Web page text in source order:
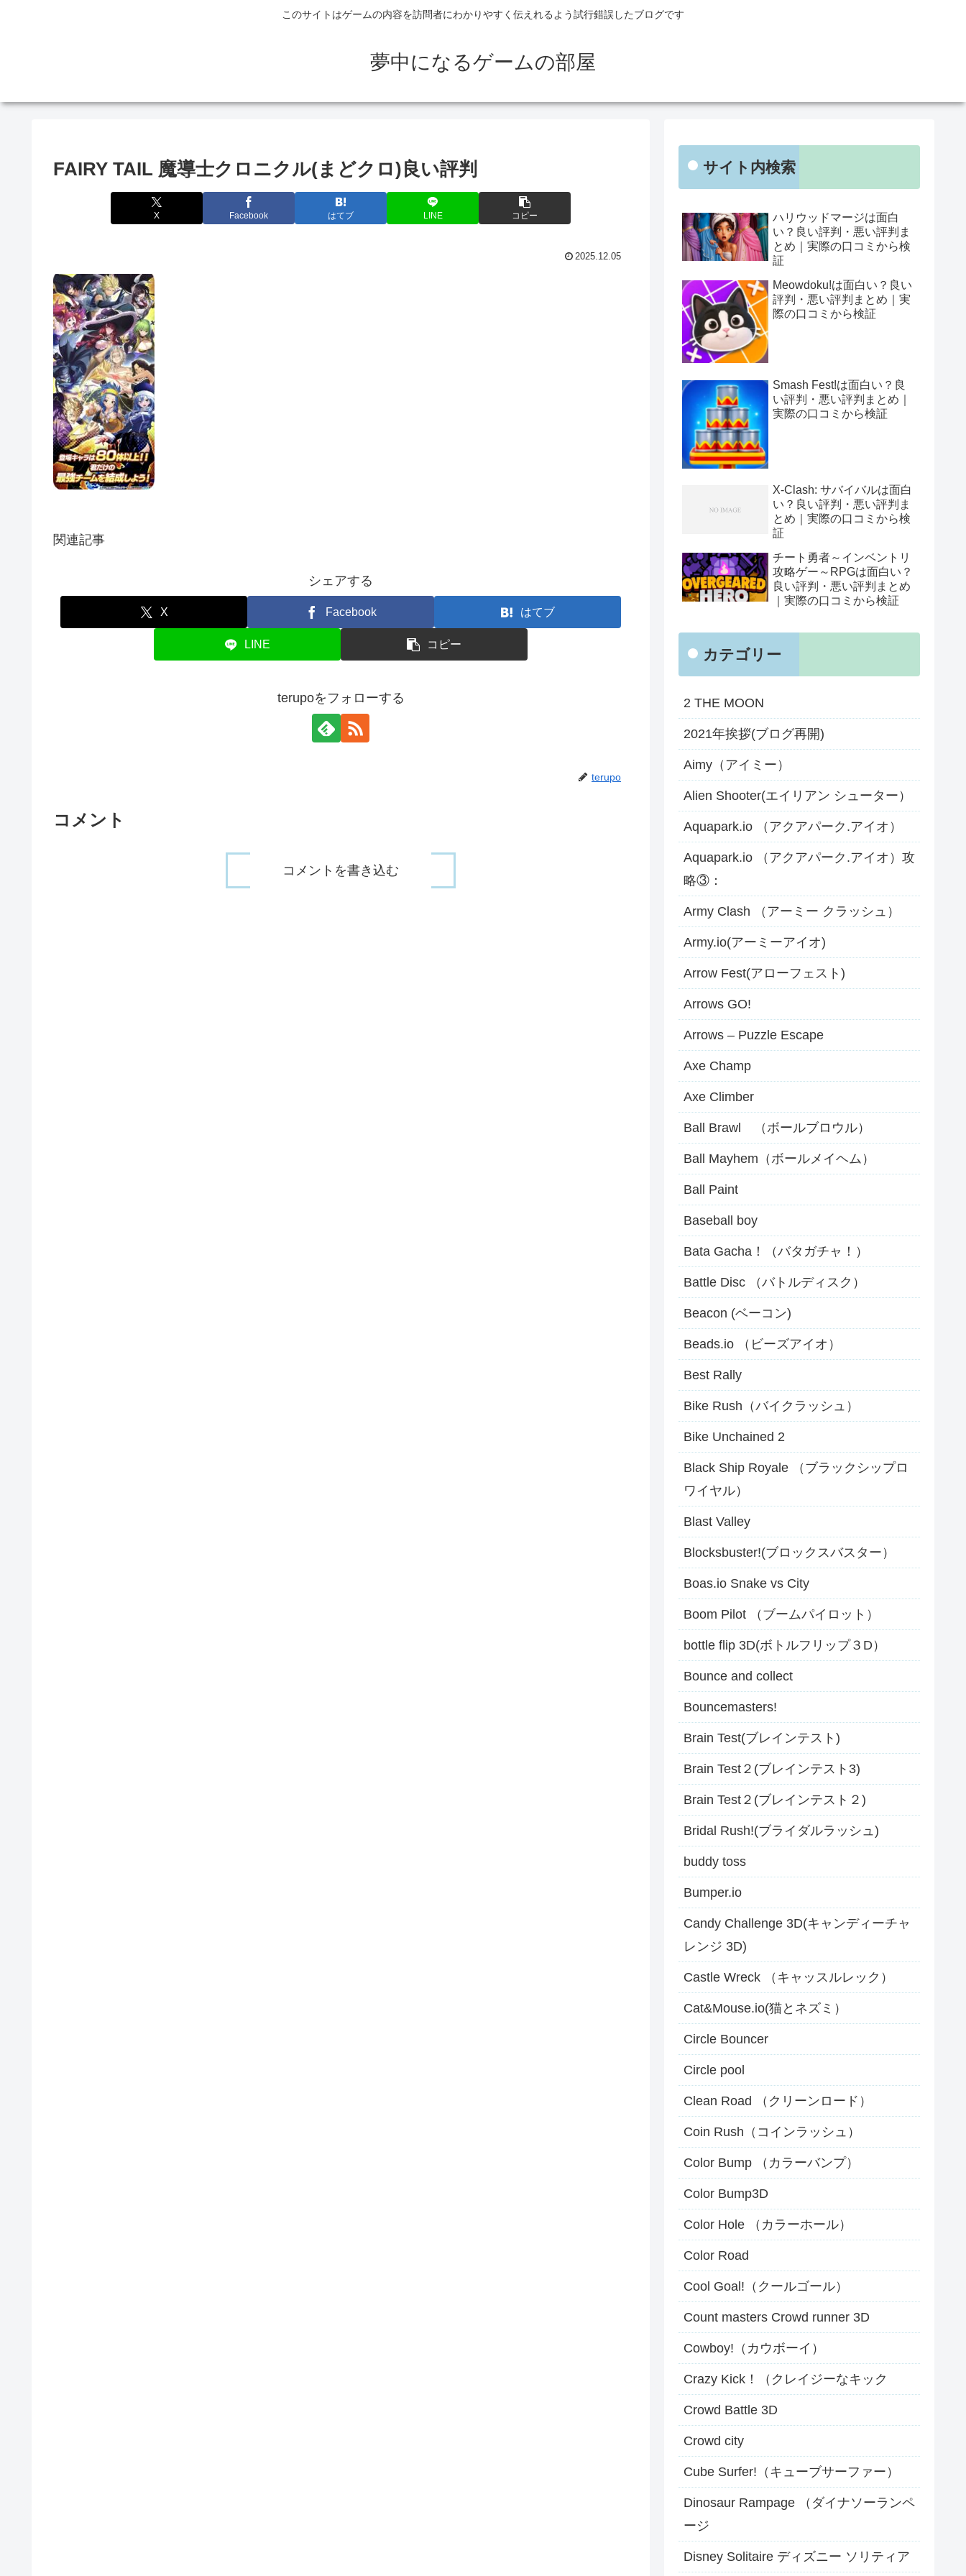
このサイトはゲームの内容を訪問者にわかりやすく伝えれるよう試行錯誤したブログです
夢中になるゲームの部屋
FAIRY TAIL 魔導士クロニクル(まどクロ)良い評判
X Facebook はてブ LINE コピー
2025.12.05
関連記事
シェアする
X Facebook はてブ
LINE コピー
terupoをフォローする
terupo
コメント
コメントを書き込む
サイト内検索
ハリウッドマージは面白
い？良い評判・悪い評判ま
とめ｜実際の口コミから検
証
Meowdoku!は面白い？良い
評判・悪い評判まとめ｜実
際の口コミから検証
Smash Fest!は面白い？良
い評判・悪い評判まとめ｜
実際の口コミから検証
X-Clash: サバイバルは面白
い？良い評判・悪い評判ま
とめ｜実際の口コミから検
証
チート勇者～インベントリ
攻略ゲー～RPGは面白い？
良い評判・悪い評判まとめ
｜実際の口コミから検証
カテゴリー
2 THE MOON
2021年挨拶(ブログ再開)
Aimy（アイミー）
Alien Shooter(エイリアン シューター）
Aquapark.io （アクアパーク.アイオ）
Aquapark.io （アクアパーク.アイオ）攻
略③：
Army Clash （アーミー クラッシュ）
Army.io(アーミーアイオ)
Arrow Fest(アローフェスト)
Arrows GO!
Arrows – Puzzle Escape
Axe Champ
Axe Climber
Ball Brawl （ボールブロウル）
Ball Mayhem（ボールメイヘム）
Ball Paint
Baseball boy
Bata Gacha！（バタガチャ！）
Battle Disc （バトルディスク）
Beacon (ベーコン)
Beads.io （ビーズアイオ）
Best Rally
Bike Rush（バイクラッシュ）
Bike Unchained 2
Black Ship Royale （ブラックシップロ
ワイヤル）
Blast Valley
Blocksbuster!(ブロックスバスター）
Boas.io Snake vs City
Boom Pilot （ブームパイロット）
bottle flip 3D(ボトルフリップ３D）
Bounce and collect
Bouncemasters!
Brain Test(ブレインテスト)
Brain Test２(ブレインテスト3)
Brain Test２(ブレインテスト２)
Bridal Rush!(ブライダルラッシュ)
buddy toss
Bumper.io
Candy Challenge 3D(キャンディーチャ
レンジ 3D)
Castle Wreck （キャッスルレック）
Cat&Mouse.io(猫とネズミ）
Circle Bouncer
Circle pool
Clean Road （クリーンロード）
Coin Rush（コインラッシュ）
Color Bump （カラーバンプ）
Color Bump3D
Color Hole （カラーホール）
Color Road
Cool Goal!（クールゴール）
Count masters Crowd runner 3D
Cowboy!（カウボーイ）
Crazy Kick！（クレイジーなキック
Crowd Battle 3D
Crowd city
Cube Surfer!（キューブサーファー）
Dinosaur Rampage （ダイナソーランペ
ージ
Disney Solitaire ディズニー ソリティア